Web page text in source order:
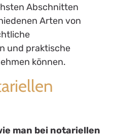
Abschnitten
Arten von
und praktische
können.
man bei notariellen